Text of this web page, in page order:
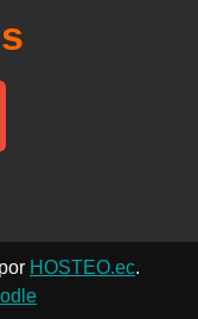
HOSTEO.ec.